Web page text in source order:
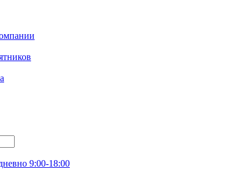
9:00-18:00